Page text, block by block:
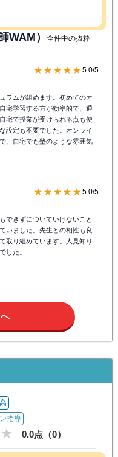
WAM） 全件中の抜粋
★★★★★ 5.0/5
ラムが組めます。初めてのオ
宅学習する方が効率的で、通
宅で授業が受けられる点も便
設定も不要でした。オンライ
、自宅でも塾のような雰囲気
★★★★★ 5.0/5
できずについていけないこと
いました。先生との相性も良
取り組めています。人見知り
した。
高
指導
0.0点（0）